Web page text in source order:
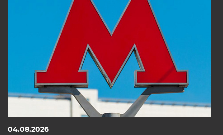
04.08.2026